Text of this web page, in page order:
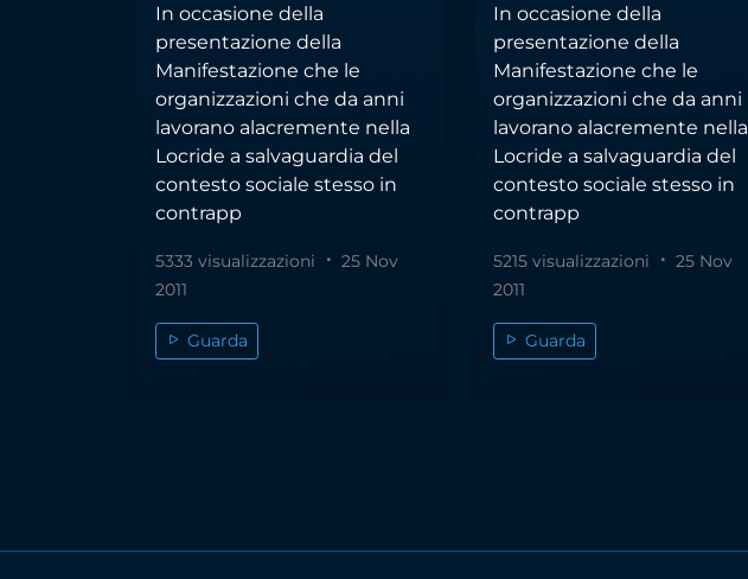
In occasione della
presentazione della
Manifestazione che le
organizzazioni che da anni
lavorano alacremente nella
Locride a salvaguardia del
contesto sociale stesso in
contrapp
5333 visualizzazioni
25 Nov
2011
Guarda
In occasione della
presentazione della
Manifestazione che le
organizzazioni che da anni
lavorano alacremente nella
Locride a salvaguardia del
contesto sociale stesso in
contrapp
5215 visualizzazioni
25 Nov
2011
Guarda